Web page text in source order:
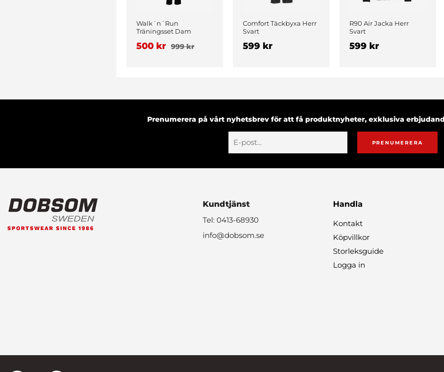
Walk´n´Run
Träningsset Dam
500 kr 999 kr
Comfort Täckbyxa Herr
Svart
599 kr
R90 Air Jacka Herr
Svart
599 kr
Prenumerera på vårt nyhetsbrev för att få produktnyheter, exklusiva
PRENUMERERA
Kundtjänst
Tel: 0413-68930
info@dobsom.se
Handla
Kontakt
Köpvillkor
Storleksguide
Logga in